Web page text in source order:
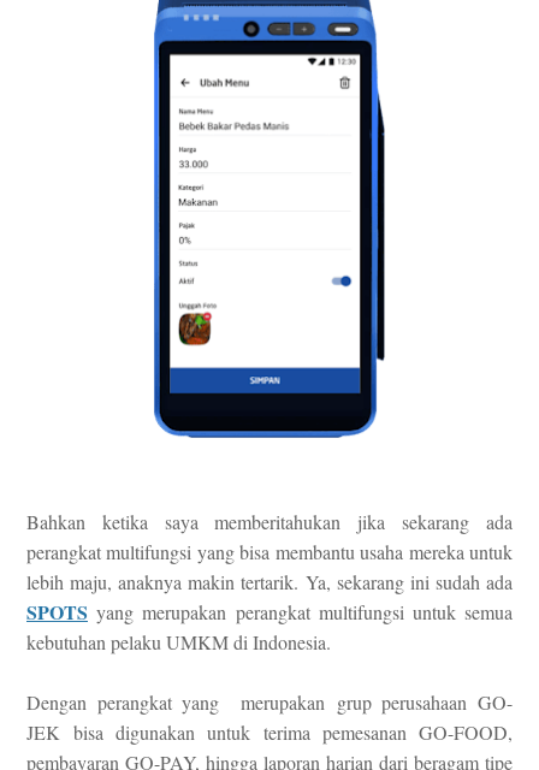
Bahkan ketika saya memberitahukan jika sekarang ada
perangkat multifungsi yang bisa membantu usaha mereka untuk
lebih maju, anaknya makin tertarik. Ya, sekarang ini sudah ada
SPOTS yang merupakan perangkat multifungsi untuk semua
kebutuhan pelaku UMKM di Indonesia.
Dengan perangkat yang merupakan grup perusahaan GO-
JEK bisa digunakan untuk terima pemesanan GO-FOOD,
pembayaran GO-PAY, hingga laporan harian dari beragam tipe